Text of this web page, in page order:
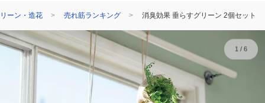
ーン・造花 売れ筋ランキング 消臭効果 垂らすグリーン 2個セット
1/ 6